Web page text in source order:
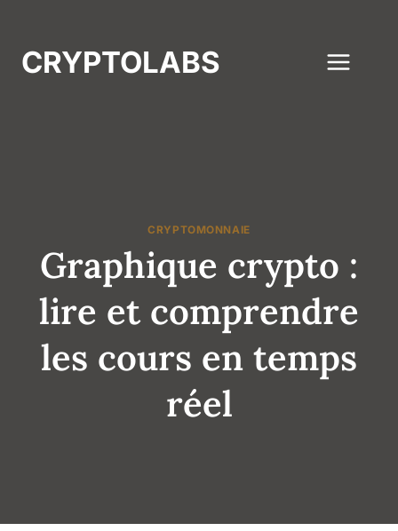
contenu
CRYPTOLABS
CRYPTOMONNAIE
Graphique crypto :
lire et comprendre
les cours en temps
réel